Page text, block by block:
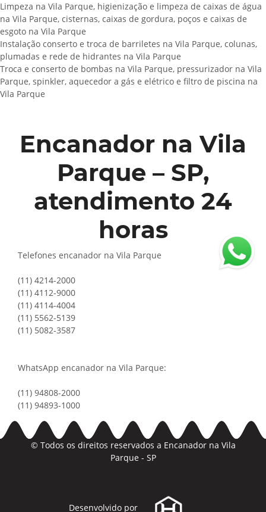
Limpeza na Vila Parque, higienização e limpeza de caixas de água
na Vila Parque, cisternas, caixas de gordura, poços e caixas de
esgoto na Vila Parque
Instalação conserto e troca de barriletes na Vila Parque, colunas,
plumadas e rede de hidrantes na Vila Parque
Troca e conserto de bombas na Vila Parque, pressurizador na Vila
Parque, spinkler, aquecedor a gás e elétrico e filtro de piscina na
Vila Parque
Encanador na Vila
Parque – SP,
atendimento 24
horas
Telefones encanador na Vila Parque
(11) 4214-2000
(11) 4112-9000
(11) 4114-4004
(11) 5562-5139
(11) 5082-3587
WhatsApp encanador na Vila Parque:
(11) 94808-2000
(11) 94893-1000
© Todos os direitos reservados a Encanador na Vila
Parque - SP
Desenvolvido por